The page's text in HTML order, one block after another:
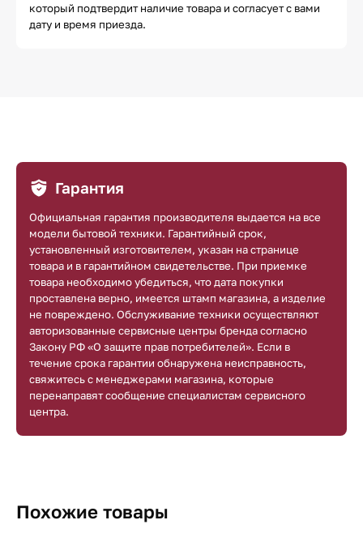
который подтвердит наличие товара и согласует с вами
дату и время приезда.
Гарантия
Официальная гарантия производителя выдается на все
модели бытовой техники. Гарантийный срок,
установленный изготовителем, указан на странице
товара и в гарантийном свидетельстве. При приемке
товара необходимо убедиться, что дата покупки
проставлена верно, имеется штамп магазина, а изделие
не повреждено. Обслуживание техники осуществляют
авторизованные сервисные центры бренда согласно
Закону РФ «О защите прав потребителей». Если в
течение срока гарантии обнаружена неисправность,
свяжитесь с менеджерами магазина, которые
перенаправят сообщение специалистам сервисного
центра.
Похожие товары